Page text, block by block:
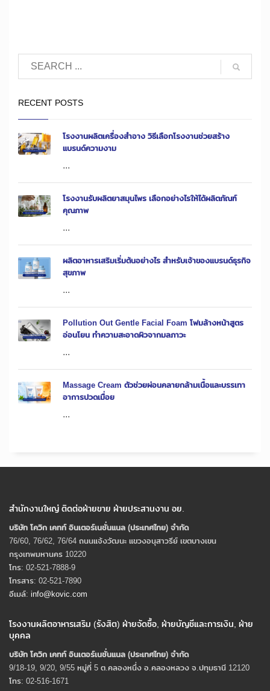
RECENT POSTS
โรงงานผลิตเครื่องสำอาง วิธีเลือกโรงงานช่วยสร้าง
แบรนด์ความงาม
...
โรงงานรับผลิตยาสมุนไพร เลือกอย่างไรให้ได้ผลิตภัณฑ์
คุณภาพ
...
ผลิตอาหารเสริมเริ่มต้นอย่างไร สำหรับเจ้าของแบรนด์ธุรกิจ
สุขภาพ
...
Pollution Out Gentle Facial Foam โฟมล้างหน้าสูตร
อ่อนโยน ทำความสะอาดผิวจากมลภาวะ
...
Massage Cream ตัวช่วยผ่อนคลายกล้ามเนื้อและบรรเทา
อาการปวดเมื่อย
...
สำนักงานใหญ่ ติดต่อฝ่ายขาย ฝ่ายประสานงาน อย.
บริษัท โควิก เคทท์ อินเตอร์เนชั่นแนล (ประเทศไทย) จํากัด
76/60, 76/62, 76/64 ถนนแจ้งวัฒนะ แขวงอนุสาวรีย์ เขตบางเขน
กรุงเทพมหานคร 10220
โทร: 02-521-7888-9
โทรสาร: 02-521-7890
อีเมล์: info@kovic.com
โรงงานผลิตอาหารเสริม (รังสิต) ฝ่ายจัดซื้อ, ฝ่ายบัญชีและการเงิน, ฝ่าย
บุคคล
บริษัท โควิก เคทท์ อินเตอร์เนชั่นแนล (ประเทศไทย) จํากัด
9/18-19, 9/20, 9/55 หมู่ที่ 5 ต.คลองหนึ่ง อ.คลองหลวง จ.ปทุมธานี 12120
โทร: 02-516-1671